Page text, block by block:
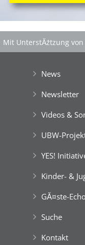
Mit UnterstĂźtzung
News
Newsletter
Videos &
UBW-
YES!
Kinder- &
GĂ¤ste-
Suche
Kontakt